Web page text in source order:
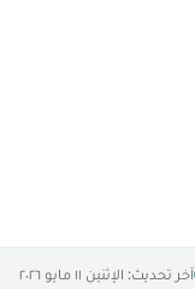
آخر تحديث: الإثنين ١١ مايو ٢٠٢٦